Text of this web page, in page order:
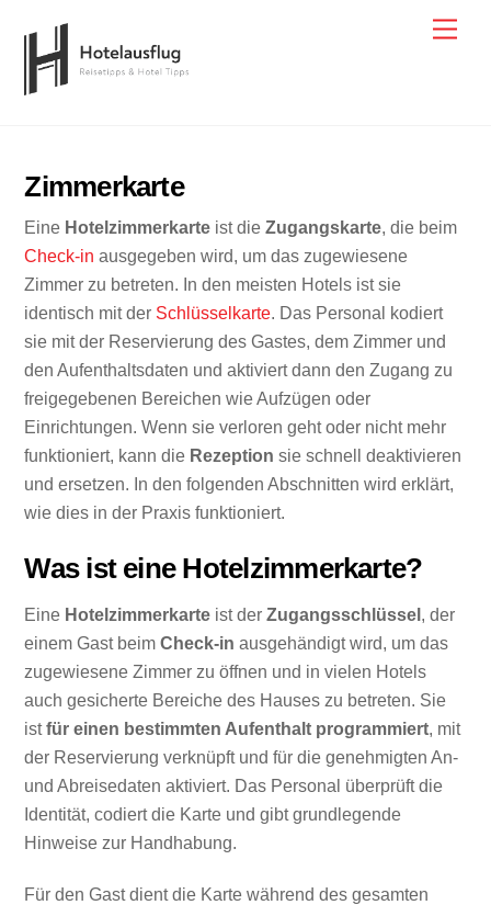
content
Zimmerkarte
Eine Hotelzimmerkarte ist dieZugangskarte, die beim
Check-in ausgegeben wird, um das zugewiesene
Zimmer zu betreten. In den meisten Hotels ist sie
identisch mit der Schlüsselkarte. Das Personal kodiert
sie mit der Reservierung des Gastes, dem Zimmer und
den Aufenthaltsdaten und aktiviert dann den Zugang zu
freigegebenen Bereichen wie Aufzügen oder
Einrichtungen. Wenn sie verloren geht oder nicht mehr
funktioniert, kann die Rezeption sie schnell deaktivieren
und ersetzen. In den folgenden Abschnitten wird erklärt,
wie dies in der Praxis funktioniert.
Was ist eine Hotelzimmerkarte?
Eine Hotelzimmerkarte ist derZugangsschlüssel , der
einem Gast beimCheck-in ausgehändigt wird, um das
zugewiesene Zimmer zu öffnen und in vielen Hotels
auch gesicherte Bereiche des Hauses zu betreten. Sie
istfür einen bestimmten Aufenthalt programmiert, mit
der Reservierung verknüpft und für die genehmigten An-
und Abreisedaten aktiviert. Das Personal überprüft die
Identität, codiert die Karte und gibt grundlegende
Hinweise zur Handhabung.
Für den Gast dient die Karte während des gesamten